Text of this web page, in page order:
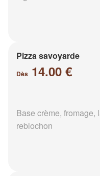
Pizza savoyarde
Dès 14.00 €
Base crème, fromage,
reblochon